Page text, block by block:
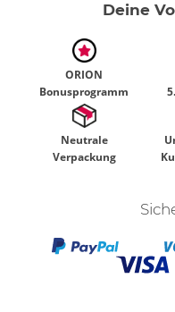
Deine
ORION
Bonusprogramm
Neutrale
Verpackung